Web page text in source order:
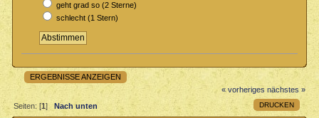
geht grad so (2 Sterne)
schlecht (1 Stern)
ERGEBNISSE ANZEIGEN
« vorheriges nächstes »
DRUCKEN
Seiten: [1]Nach unten